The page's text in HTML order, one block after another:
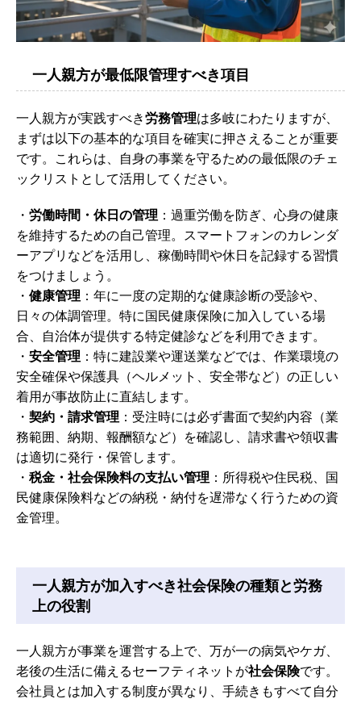
一人親方が最低限管理すべき項目
一人親方が実践すべき労務管理は多岐にわたりますが、
まずは以下の基本的な項目を確実に押さえることが重要
です。これらは、自身の事業を守るための最低限のチェ
ックリストとして活用してください。
・ 労働時間・休日の管理 ：過重労働を防ぎ、心身の健康
を維持するための自己管理。スマートフォンのカレンダ
ーアプリなどを活用し、稼働時間や休日を記録する習慣
をつけましょう。
・ 健康管理 ：年に一度の定期的な健康診断の受診や、
日々の体調管理。特に国民健康保険に加入している場
合、自治体が提供する特定健診などを利用できます。
・ 安全管理 ：特に建設業や運送業などでは、作業環境の
安全確保や保護具（ヘルメット、安全帯など）の正しい
着用が事故防止に直結します。
・ 契約・請求管理 ：受注時には必ず書面で契約内容（業
務範囲、納期、報酬額など）を確認し、請求書や領収書
は適切に発行・保管します。
・ 税金・社会保険料の支払い管理 ：所得税や住民税、国
民健康保険料などの納税・納付を遅滞なく行うための資
金管理。
一人親方が加入すべき社会保険の種類と労務
上の役割
一人親方が事業を運営する上で、万が一の病気やケガ、
老後の生活に備えるセーフティネットが社会保険です。
会社員とは加入する制度が異なり、手続きもすべて自分